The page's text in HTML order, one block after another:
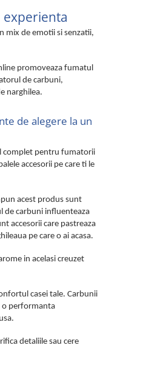
experienta
mix de emotii si senzatii,
promoveaza fumatul
de carbuni,
narghilea.
de alegere la un
complet pentru fumatorii
accesorii pe care ti le
acest produs sunt
de carbuni influenteaza
accesorii care pastreaza
pe care o ai acasa.
in acelasi creuzet
casei tale. Carbunii
o performanta
detaliile sau cere